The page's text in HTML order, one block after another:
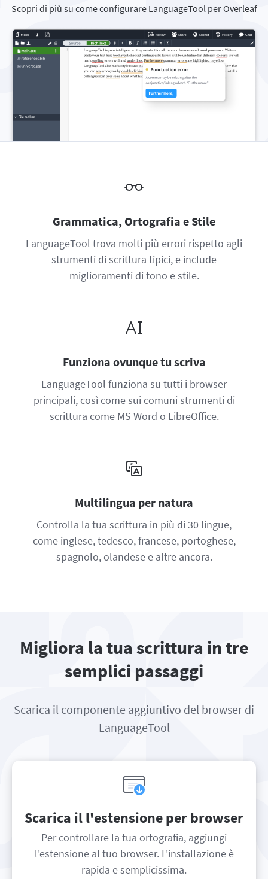
Firefox
Safari
Opera
Outlook
BETA
Apple Mail
Thunderbird
Google Docs
Word
Apple Pages
Applicazioni
macOS
Altro
Per le aziende
Blog
Imprint
Scopri di più su come configurare LanguageTool per Overleaf
Grammatica, Ortografia e Stile
LanguageTool trova molti più errori rispetto agli
strumenti di scrittura tipici, e include
miglioramenti di tono e stile.
Funziona ovunque tu scriva
LanguageTool funziona su tutti i browser
principali, così come sui comuni strumenti di
scrittura come MS Word o LibreOffice.
Multilingua per natura
Controlla la tua scrittura in più di 30 lingue,
come inglese, tedesco, francese, portoghese,
spagnolo, olandese e altre ancora.
Migliora la tua scrittura in tre
semplici passaggi
Scarica il componente aggiuntivo del browser di
LanguageTool
Scarica il l'estensione per browser
Per controllare la tua ortografia, aggiungi
l'estensione al tuo browser. L'installazione è
rapida e semplicissima.